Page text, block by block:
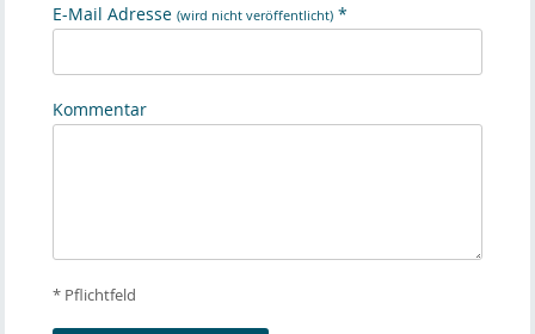
E-Mail Adresse (wird nicht veröffentlicht) *
Kommentar
* Pflichtfeld